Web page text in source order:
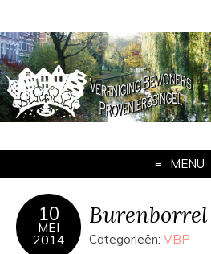
MENU
10
MEI
2014
Burenborrel
Categorieën: VBP